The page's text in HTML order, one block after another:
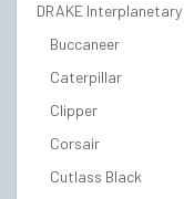
DRAKE Interplanetary
Buccaneer
Caterpillar
Clipper
Corsair
Cutlass Black